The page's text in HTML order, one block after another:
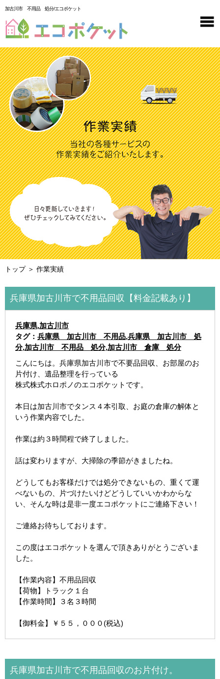
加古川市 不用品 処分/エコポケット
トップ＞ 作業実績
兵庫県加古川市で不用品回収【料金記載あり】
兵庫県,加古川市
タグ： 兵庫県 加古川市 不用品,兵庫県 加古川市 処
分,加古川市 不用品 処分,加古川市 倉庫 処分
こんにちは。兵庫県加古川市で不要品回収、お部屋のお
片付け、遺品整理を行っている
株式株式ホロポノのエコポケットです。
本日は加古川市でタンス４本引取、お庭の倉庫の解体と
いう作業内容でした。
作業は約３時間程で終了しました。
話は変わりますが、大掃除の季節がきましたね。
どうしてもお客様だけでは処分できないもの、重くて運
べないもの、片づけたいけどどうしていいかわからな
い、そんな時は是非一度エコポケットにご連絡下さい！
ご連絡お待ちしております。
この度はエコポケットを選んで頂きありがとうございま
した。
【作業内容】不用品回収
【荷物】トラック１台
【作業時間】３名３時間
【御料金】￥５５，０００(税込)
兵庫県加古川市で不用品回収のお片付け。